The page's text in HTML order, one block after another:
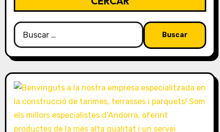
a
s
Buscar: